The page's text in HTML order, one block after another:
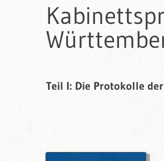
Teil I: Die Protokolle